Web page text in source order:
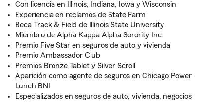
Con licencia en Illinois, Indiana, Iowa y Wisconsin
Experiencia en reclamos de State Farm
Beca Track & Field de Illinois State University
Miembro de Alpha Kappa Alpha Sorority Inc.
Premio Five Star en seguros de auto y vivienda
Premio Ambassador Club
Premios Bronze Tablet y Silver Scroll
Aparición como agente de seguros en Chicago Power
Lunch BNI
Especializados en seguros de auto, vivienda, negocios